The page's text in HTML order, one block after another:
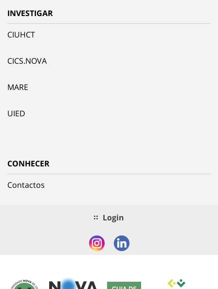
INVESTIGAR
CIUHCT
CICS.NOVA
MARE
UIED
CONHECER
Contactos
Login